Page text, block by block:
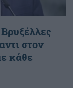
Βρυξέλλες
στον
κάθε